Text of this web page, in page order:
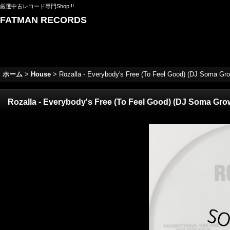
厳選中古レコード専門Shop !!
FATMAN RECORDS
ホーム > House > Rozalla - Everybody's Free (To Feel Good) (DJ Soma
Rozalla - Everybody's Free (To Feel Good) (DJ Soma